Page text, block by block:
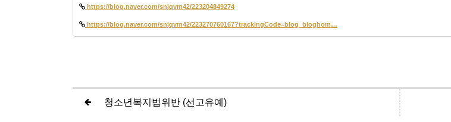
https://blog.naver.com/snjqvm42/223204849274
https://blog.naver.com/snjqvm42/223270760167?trackingCode=blog_bloghom…
청소년복지법위반 (선고유예)